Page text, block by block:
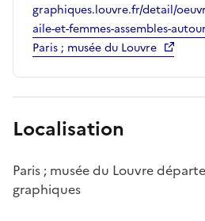
graphiques.louvre.fr/detail/
aile-et-femmes-assembles-
Paris ; musée du Louvre
Localisation
Paris ; musée du Louvre
graphiques